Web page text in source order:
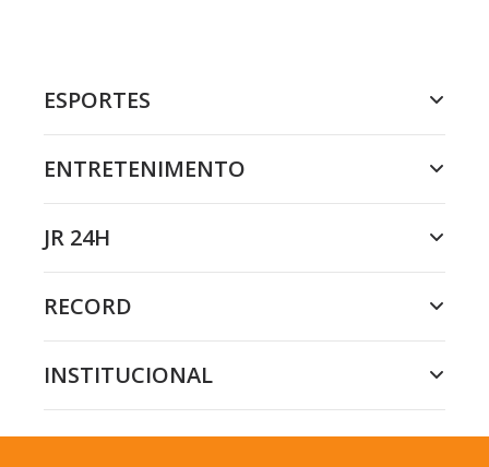
ESPORTES
ENTRETENIMENTO
JR 24H
RECORD
INSTITUCIONAL